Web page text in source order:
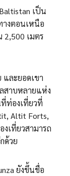
เป็น
งตอนเหนือ
2,500 เมตร
และยอดเขา
สาบหลายแห่ง
ท่องเที่ยวที่
Altit Forts,
เที่ยวสามารถ
ด้วย
ยังขึ้นชื่อ